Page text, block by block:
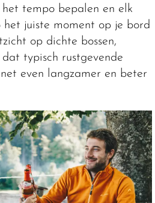
tempo bepalen en elk
juiste moment op je bord
op dichte bossen,
typisch rustgevende
even langzamer en beter